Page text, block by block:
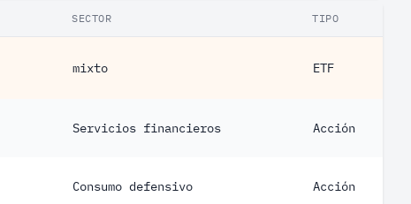
SECTOR TIPO
mixto ETF
Servicios financieros Acción
Consumo defensivo Acción